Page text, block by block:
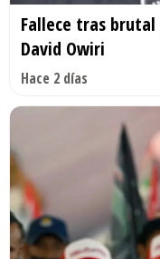
Fallece tras
David Owiri
Hace 2 días